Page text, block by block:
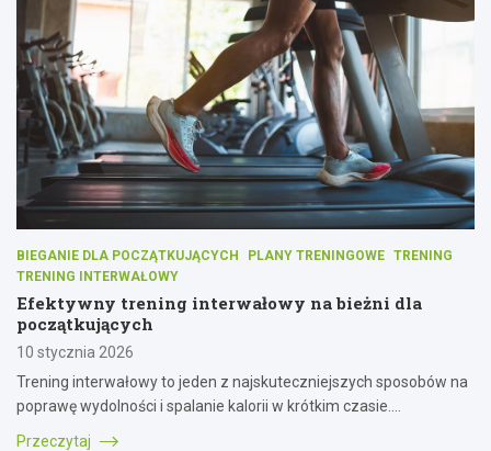
BIEGANIE DLA POCZĄTKUJĄCYCH PLANY TRENINGOWE TRENING
TRENING INTERWAŁOWY
Efektywny trening interwałowy na bieżni dla
początkujących
10 stycznia 2026
Trening interwałowy to jeden z najskuteczniejszych sposobów na
poprawę wydolności i spalanie kalorii w krótkim czasie.…
Przeczytaj